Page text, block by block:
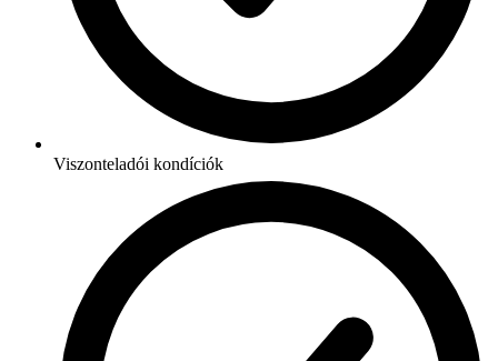
Viszonteladói kondíciók